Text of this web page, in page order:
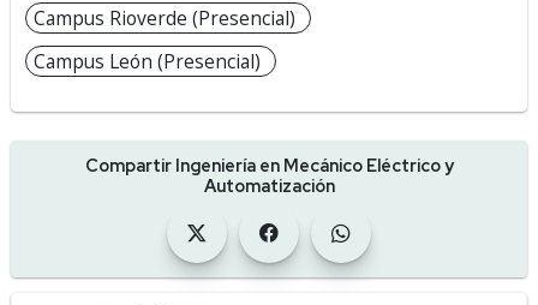
Campus Rioverde (Presencial)
Campus León (Presencial)
Compartir Ingeniería en Mecánico Eléctrico y
Automatización